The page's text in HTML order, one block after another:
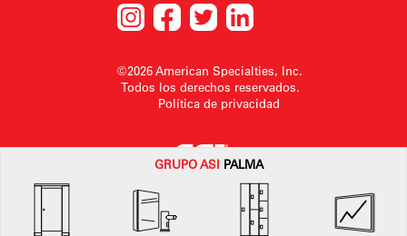
GRUPOASI PALMA
©2026 American Specialties, Inc.
Todos los derechos reservados.
Política de privacidad
American SpecialtiesInc. se reserva el derecho a realizar cambios en el
diseño o a retirarlo sin previo aviso.